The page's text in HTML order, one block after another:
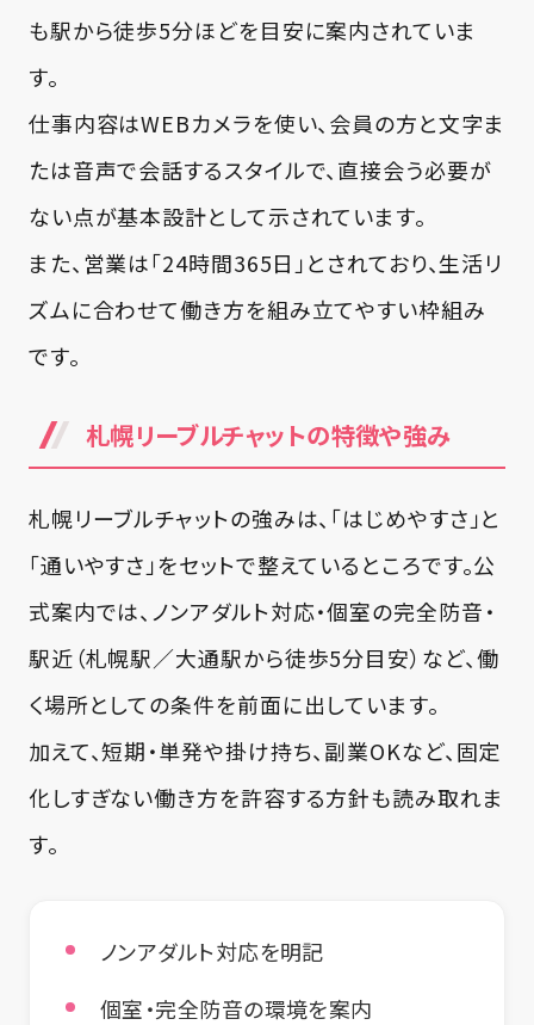
も駅から徒歩5分ほどを目安に案内されていま
す。
仕事内容はWEBカメラを使い、会員の方と文字ま
たは音声で会話するスタイルで、直接会う必要が
ない点が基本設計として示されています。
また、営業は「24時間365日」とされており、生活リ
ズムに合わせて働き方を組み立てやすい枠組み
です。
札幌リーブルチャットの特徴や強み
札幌リーブルチャットの強みは、「はじめやすさ」と
「通いやすさ」をセットで整えているところです。公
式案内では、ノンアダルト対応・個室の完全防音・
駅近（札幌駅／大通駅から徒歩5分目安）など、働
く場所としての条件を前面に出しています。
加えて、短期・単発や掛け持ち、副業OKなど、固定
化しすぎない働き方を許容する方針も読み取れま
す。
ノンアダルト対応を明記
個室・完全防音の環境を案内